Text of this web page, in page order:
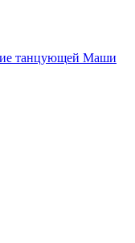
танцующей Маши